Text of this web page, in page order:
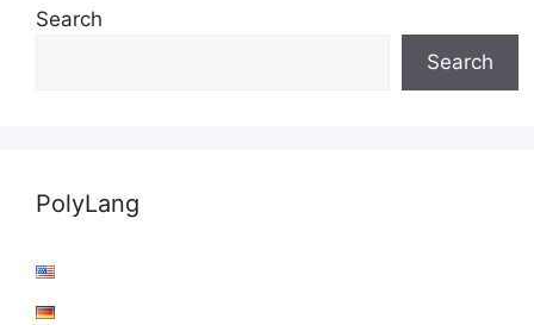
Search
Search
PolyLang